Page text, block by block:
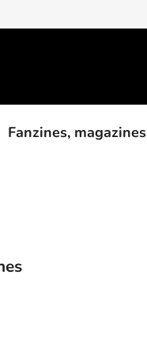
Fanzines, magazines